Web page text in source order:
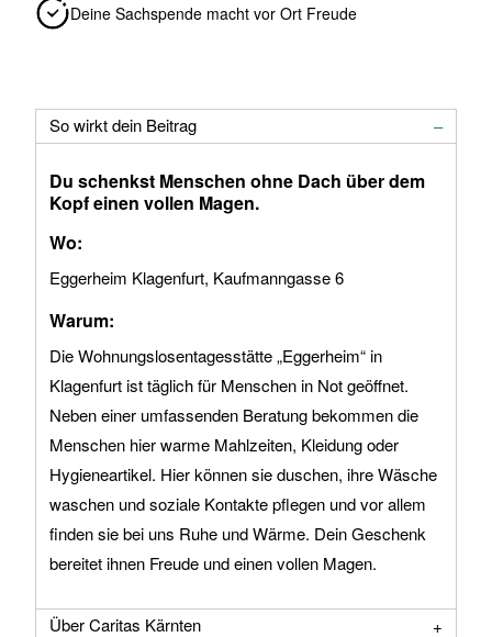
Deine Sachspende macht vor Ort Freude
So wirkt dein Beitrag
Du schenkst Menschen ohne Dach über dem
Kopf einen vollen Magen.
Wo:
Eggerheim Klagenfurt, Kaufmanngasse 6
Warum:
Die Wohnungslosentagesstätte „Eggerheim“ in
Klagenfurt ist täglich für Menschen in Not geöffnet.
Neben einer umfassenden Beratung bekommen die
Menschen hier warme Mahlzeiten, Kleidung oder
Hygieneartikel. Hier können sie duschen, ihre Wäsche
waschen und soziale Kontakte pflegen und vor allem
finden sie bei uns Ruhe und Wärme. Dein Geschenk
bereitet ihnen Freude und einen vollen Magen.
Über Caritas Kärnten